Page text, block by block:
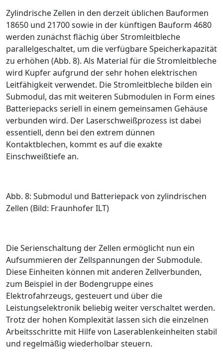
Zylindrische Zellen in den derzeit üblichen Bauformen
18650 und 21700 sowie in der künftigen Bauform 4680
werden zunächst flächig über Stromleitbleche
parallelgeschaltet, um die verfügbare Speicherkapazität
zu erhöhen (Abb. 8). Als Material für die Stromleitbleche
wird Kupfer aufgrund der sehr hohen elektrischen
Leitfähigkeit verwendet. Die Stromleitbleche bilden ein
Submodul, das mit weiteren Submodulen in Form eines
Batteriepacks seriell in einem gemeinsamen Gehäuse
verbunden wird. Der Laserschweißprozess ist dabei
essentiell, denn bei den extrem dünnen
Kontaktblechen, kommt es auf die exakte
Einschweißtiefe an.
Abb. 8: Submodul und Batteriepack von zylindrischen
Zellen (Bild: Fraunhofer ILT)
Die Serienschaltung der Zellen ermöglicht nun ein
Aufsummieren der Zellspannungen der Submodule.
Diese Einheiten können mit anderen Zellverbunden,
zum Beispiel in der Bodengruppe eines
Elektrofahrzeugs, gesteuert und über die
Leistungselektronik beliebig weiter verschaltet werden.
Trotz der hohen Komplexität lassen sich die einzelnen
Arbeitsschritte mit Hilfe von Laserablenkeinheiten stabil
und regelmäßig wiederholbar steuern.